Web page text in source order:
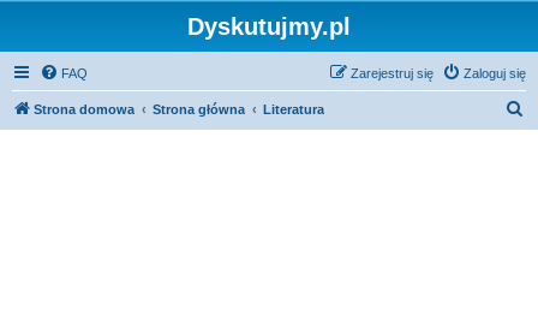
Dyskutujmy.pl
FAQ Zaloguj się
Zarejestruj się
Strona domowa Strona główna Literatura